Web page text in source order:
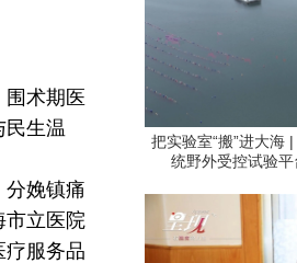
术期医
生温
娩镇痛
市立医院
疗服务品
把实验室“搬”进大海
统野外受控试验